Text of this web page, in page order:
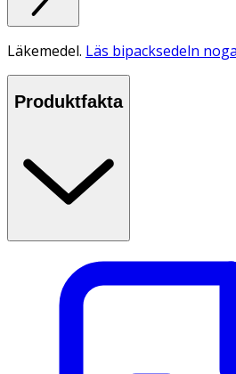
Läkemedel. Läs bipacksedeln
Produktfakta